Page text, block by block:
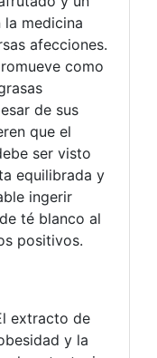
medicina
afecciones.
como
de sus
que el
ser visto
equilibrada y
ingerir
té blanco al
positivos.
extracto de
y la